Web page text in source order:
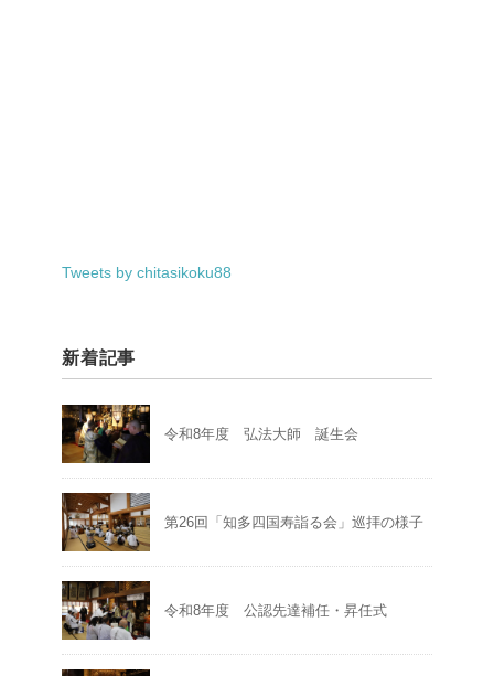
Tweets by chitasikoku88
新着記事
令和8年度 弘法大師 誕生会
第26回「知多四国寿詣る会」巡拝の様子
令和8年度 公認先達補任・昇任式